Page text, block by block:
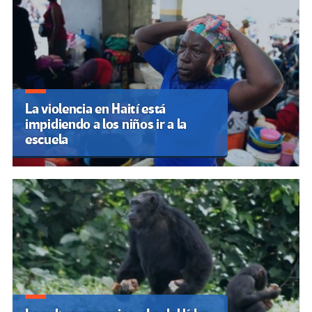
La violencia en Haití está
impidiendo a los niños ir a la
escuela